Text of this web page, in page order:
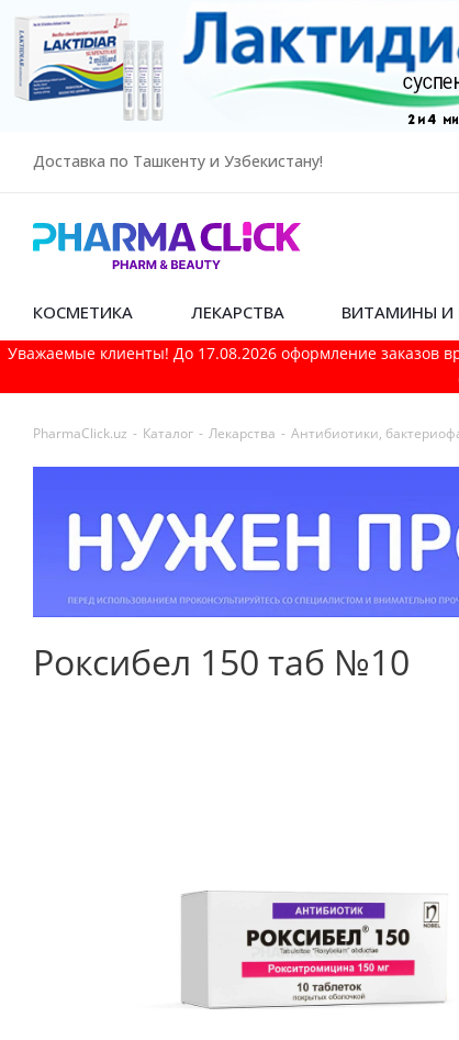
Доставка по Ташкенту и Узбекистану!
КОСМЕТИКА ЛЕКАРСТВА ВИТАМИНЫ И
Уважаемые клиенты! До 17.08.2026 оформление заказов
PharmaСlick.uz - Каталог - Лекарства - Антибиотики,
Роксибел 150 таб №10